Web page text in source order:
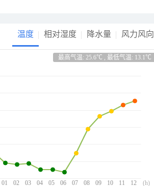
温度 相对湿度 降水量 风力风向
最高气温: 25.6℃ , 最低气温: 13.1℃
01 02 03 04 05 06 07 08 09 10 11 12 (h)